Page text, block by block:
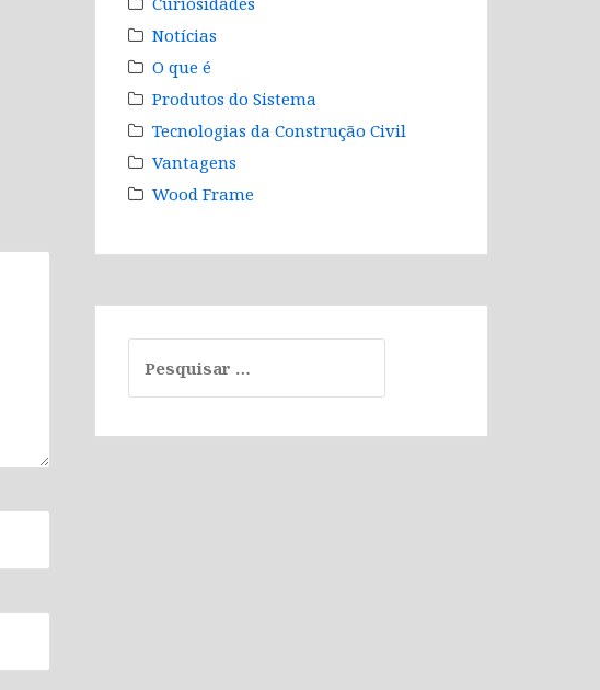
Notícias
O que é
Produtos do Sistema
Tecnologias da Construção Civil
Vantagens
Wood Frame
por: